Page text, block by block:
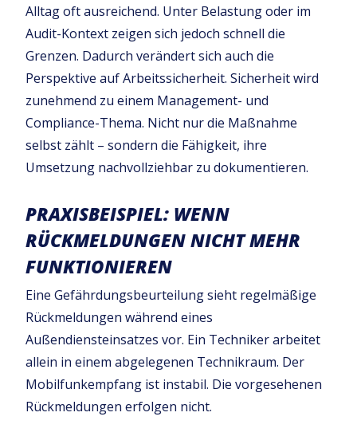
Alltag oft ausreichend. Unter Belastung oder im
Audit-Kontext zeigen sich jedoch schnell die
Grenzen. Dadurch verändert sich auch die
Perspektive auf Arbeitssicherheit. Sicherheit wird
zunehmend zu einem Management- und
Compliance-Thema. Nicht nur die Maßnahme
selbst zählt – sondern die Fähigkeit, ihre
Umsetzung nachvollziehbar zu dokumentieren.
PRAXISBEISPIEL: WENN
RÜCKMELDUNGEN NICHT MEHR
FUNKTIONIEREN
Eine Gefährdungsbeurteilung sieht regelmäßige
Rückmeldungen während eines
Außendiensteinsatzes vor. Ein Techniker arbeitet
allein in einem abgelegenen Technikraum. Der
Mobilfunkempfang ist instabil. Die vorgesehenen
Rückmeldungen erfolgen nicht.